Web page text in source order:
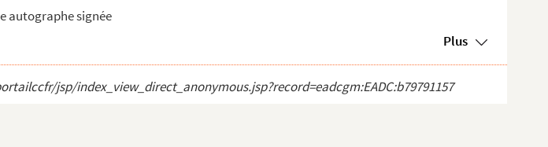
autographe signée
Plus
jsp/index_view_direct_anonymous.jsp?record=eadcgm:EADC:b79791157